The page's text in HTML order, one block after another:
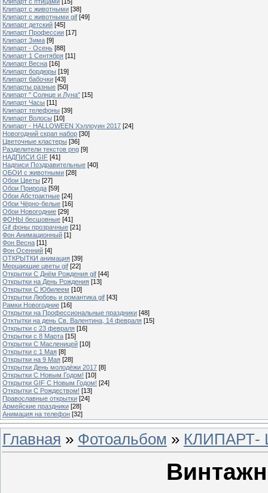
Клипарт с животными [38]
Клипарт с животными gif [49]
Клипарт детский [45]
Клипарт Профессии [17]
Клипарт Зима [9]
Клипарт - Осень [88]
Клипарт 1 Сентября [11]
Клипарт Весна [16]
Клипарт бордюры [19]
Клипарт бабочки [43]
Клипарты разные [50]
Клипарт " Солнце и Луна" [15]
Клипарт Часы [11]
Клипарт телефоны [39]
Клипарт Волосы [10]
Клипарт - HALLOWEEN Хэллоуин 2017 [24]
Новогодний скрап набор [30]
Цветочные кластеры [36]
Разделители текстов png [9]
НАДПИСИ GIF [41]
Надписи Поздравительные [40]
ОБОИ с животными [28]
Обои Цветы [27]
Обои Природа [59]
Обои Абстрактные [24]
Обои Чёрно-белые [16]
Обои Новогодние [29]
ФОНЫ бесшовные [41]
Gif фоны прозрачные [21]
Фон Анимационный [1]
Фон Весна [11]
Фон Осенний [4]
ОТКРЫТКИ анимация [39]
Мерцающие цветы gif [22]
Открытки С Днём Рождения gif [44]
Открытки на День Рождения [13]
Открытки С Юбилеем [10]
Открытки Любовь и романтика gif [43]
Рамки Новогодние [16]
Открытки на Профессиональные праздники [48]
Отктытки на день Св. Валентина, 14 февраля [15]
Открытки с 23 февраля [16]
Открытки с 8 Марта [15]
Открытки С Масленицей [10]
Открытки с 1 Мая [8]
Открытки на 9 Мая [28]
Открытки День молодёжи 2017 [8]
Открытки С Новым Годом! [10]
Открытки GIF С Новым Годом! [24]
Открытки С Рождеством! [13]
Православные открытки [24]
Армейские праздники [28]
Анимация на телефон [32]
Главная » Фотоальбом » КЛИПАРТ-